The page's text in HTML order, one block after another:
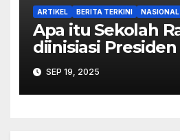
ARTIKEL BERITA TERKINI NASIONAL
Apa itu Sekolah
diinisiasi
SEP 19, 2025